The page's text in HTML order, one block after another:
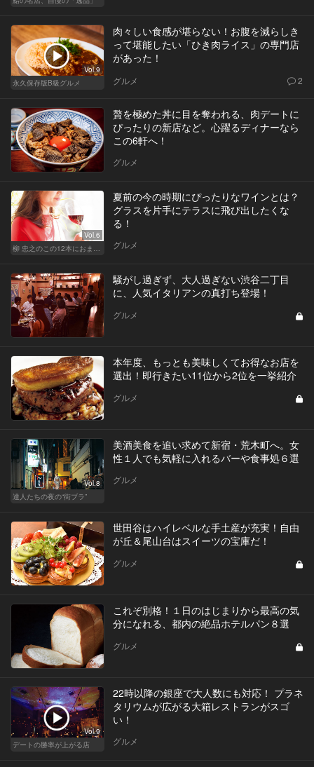
Vol.9
永久保存版B級グルメ
肉々しい食感が堪らない！お腹を減らしき
って堪能したい「ひき肉ライス」の専門店
があった！
グルメ 2
贅を極めた丼に目を奪われる、肉デートに
ぴったりの新店など。心躍るディナーなら
この6軒へ！
グルメ
Vol.6
夏前の今の時期にぴったりなワインとは？
グラスを片手にテラスに飛び出したくな
る！
グルメ
騒がし過ぎず、大人過ぎない渋谷二丁目
に、人気イタリアンの真打ち登場！
グルメ
本年度、もっとも美味しくてお得なお店を
選出！即行きたい11位から2位を一挙紹介
グルメ
Vol.8
達人たちの夜の“街ブラ”
美酒美食を追い求めて新宿・荒木町へ。女
性１人でも気軽に入れるバーや食事処６選
グルメ
世田谷はハイレベルな手土産が充実！自由
が丘＆尾山台はスイーツの宝庫だ！
グルメ
これぞ別格！１日のはじまりから最高の気
分になれる、都内の絶品ホテルパン８選
グルメ
Vol.9
デートの勝率が上がる店
22時以降の銀座で大人数にも対応！ プラネ
タリウムが広がる大箱レストランがスゴ
い！
グルメ